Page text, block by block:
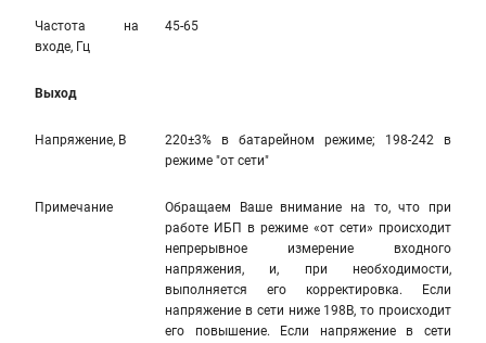
Частота на
входе, Гц
45-65
Выход
Напряжение, В
220±3% в батарейном режиме; 198-242 в
режиме "от сети"
Примечание
Обращаем Ваше внимание на то, что при
работе ИБП в режиме «от сети» происходит
непрерывное измерение входного
напряжения, и, при необходимости,
выполняется его корректировка. Если
напряжение в сети ниже 198В, то происходит
его повышение. Если напряжение в сети